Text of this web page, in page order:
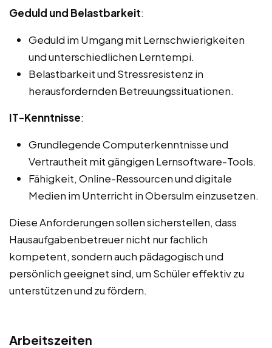
Geduld und Belastbarkeit:
Geduld im Umgang mit Lernschwierigkeiten
und unterschiedlichen Lerntempi.
Belastbarkeit und Stressresistenz in
herausfordernden Betreuungssituationen.
IT-Kenntnisse:
Grundlegende Computerkenntnisse und
Vertrautheit mit gängigen Lernsoftware-Tools.
Fähigkeit, Online-Ressourcen und digitale
Medien im Unterricht in Obersulm einzusetzen.
Diese Anforderungen sollen sicherstellen, dass
Hausaufgabenbetreuer nicht nur fachlich
kompetent, sondern auch pädagogisch und
persönlich geeignet sind, um Schüler effektiv zu
unterstützen und zu fördern.
Arbeitszeiten